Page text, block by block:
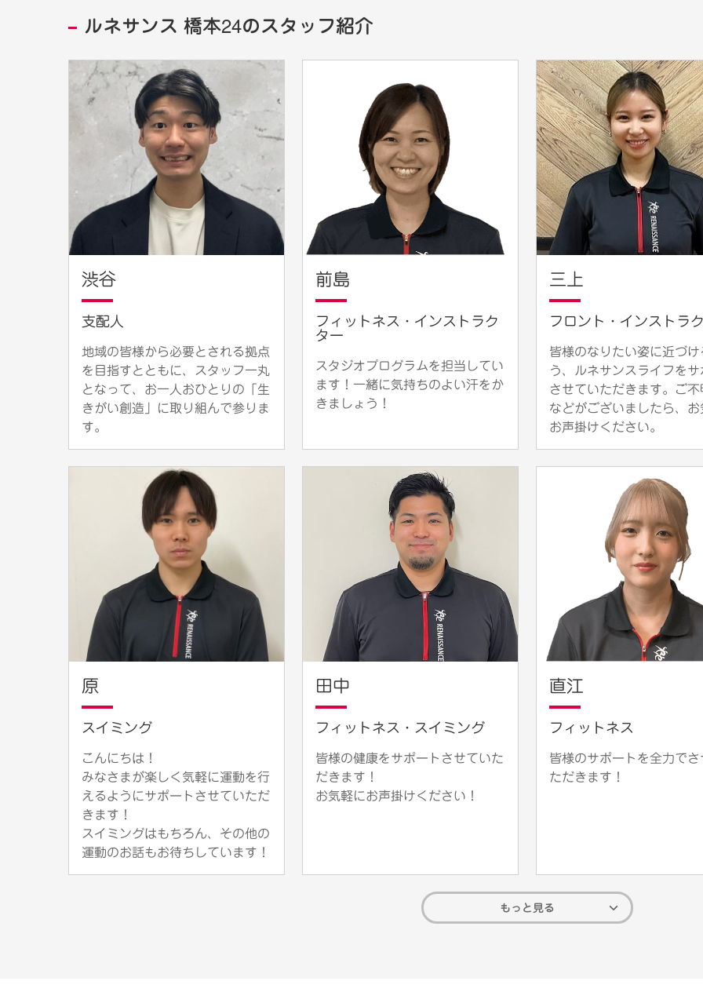
ルネサンス 橋本24のスタッフ紹介
渋谷
支配人
地域の皆様から必要とされる拠点
を目指すとともに、スタッフ一丸
となって、お一人おひとりの「生
きがい創造」に取り組んで参りま
す。
前島
フィットネス・インストラク
ター
スタジオプログラムを担当してい
ます！一緒に気持ちのよい汗をか
きましょう！
三上
フロント・インストラ
皆様のなりたい姿に近づけ
う、ルネサンスライフをサ
させていただきます。ご不
などがございましたら、お
お声掛けください。
原
スイミング
こんにちは！
みなさまが楽しく気軽に運動を行
えるようにサポートさせていただ
きます！
スイミングはもちろん、その他の
運動のお話もお待ちしています！
田中
フィットネス・スイミング
皆様の健康をサポートさせていた
だきます！
お気軽にお声掛けください！
直江
フィットネス
皆様のサポートを全力でさ
ただきます！
もっと見る